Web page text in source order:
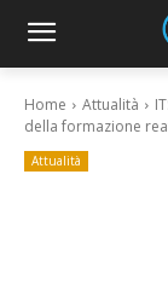
Home Attualità
della formazione
Attualità